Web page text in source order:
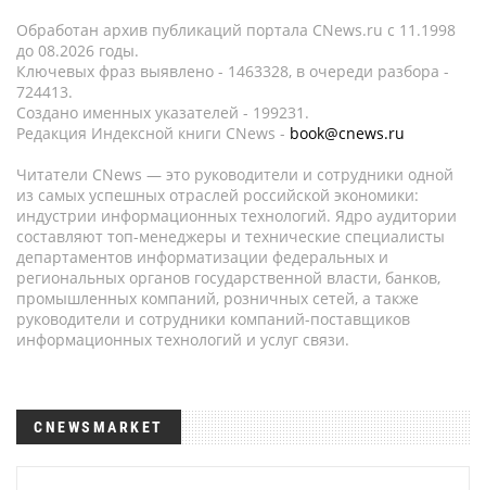
Обработан архив публикаций портала CNews.ru c 11.1998
до 08.2026 годы.
Ключевых фраз выявлено - 1463328, в очереди разбора -
724413.
Создано именных указателей - 199231.
Редакция Индексной книги CNews - book@cnews.ru
Читатели CNews — это руководители и сотрудники одной
из самых успешных отраслей российской экономики:
индустрии информационных технологий. Ядро аудитории
составляют топ-менеджеры и технические специалисты
департаментов информатизации федеральных и
региональных органов государственной власти, банков,
промышленных компаний, розничных сетей, а также
руководители и сотрудники компаний-поставщиков
информационных технологий и услуг связи.
CNEWSMARKET